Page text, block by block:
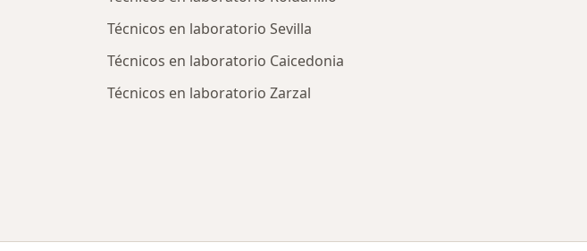
Técnicos en laboratorio Sevilla
Técnicos en laboratorio Caicedonia
Técnicos en laboratorio Zarzal